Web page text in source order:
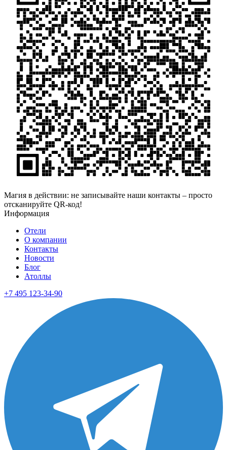
Магия в действии: не записывайте наши контакты – просто
отсканируйте QR-код!
Информация
Отели
О компании
Контакты
Новости
Блог
Атоллы
+7 495 123-34-90